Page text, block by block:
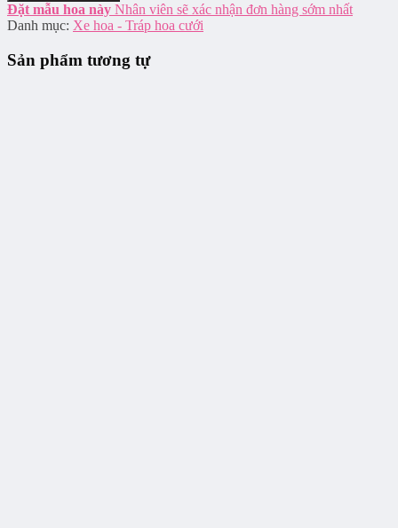
Đặt mẫu hoa này Nhân viên sẽ xác nhận đơn hàng sớm nhất
Danh mục: Xe hoa - Tráp hoa cưới
Sản phẩm tương tự